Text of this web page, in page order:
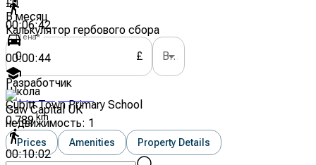
00:06:42
00:00:44
Школа
Cubitt Town Primary School
0.789km
00:10:02
£0
В месяц
Калькулятор гербового сбора
Цена*
£
Выберите вариант
Разработчик
Gaw Capital UK
недвижимость: 1
Prices Amenities Property Details